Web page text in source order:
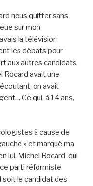
nous quitter sans
sur mon
la télévision
les débats pour
aux autres candidats,
Rocard avait une
on avait
Ce qui, à 14 ans,
à cause de
» et marqué ma
lui, Michel Rocard, qui
ce parti réformiste
soit le candidat des